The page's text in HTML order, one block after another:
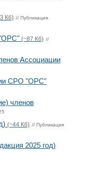
Кб) // Публикация
"ОРС" (~87 Кб) //
Ассоциации
СРО "ОРС"
членов
(~44 Кб) // Публикация
2025 год)